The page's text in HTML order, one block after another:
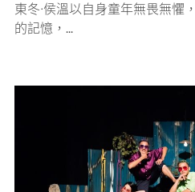
東冬·侯溫以自身童年無畏無懼
的記憶，...